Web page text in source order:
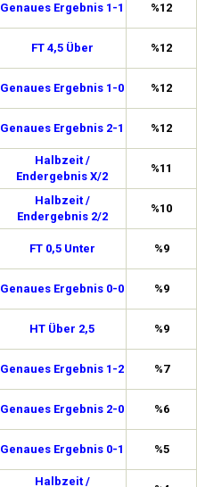
Genaues Ergebnis 1-1 %12
FT 4,5 Über %12
Genaues Ergebnis 1-0 %12
Genaues Ergebnis 2-1 %12
Halbzeit /
Endergebnis X/2
%11
Halbzeit /
Endergebnis 2/2
%10
FT 0,5 Unter %9
Genaues Ergebnis 0-0 %9
HT Über 2,5 %9
Genaues Ergebnis 1-2 %7
Genaues Ergebnis 2-0 %6
Genaues Ergebnis 0-1 %5
Halbzeit /